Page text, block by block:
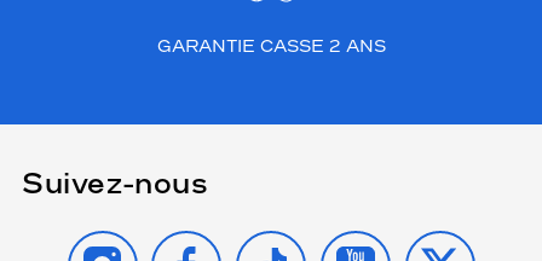
GARANTIE CASSE 2 ANS
Suivez-nous
INSTAGRAMFACEBOOK
TIKTOK YOUTUBE
X